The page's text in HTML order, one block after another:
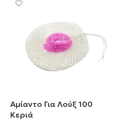
Αμίαντο Για Λούξ 100
Κεριά